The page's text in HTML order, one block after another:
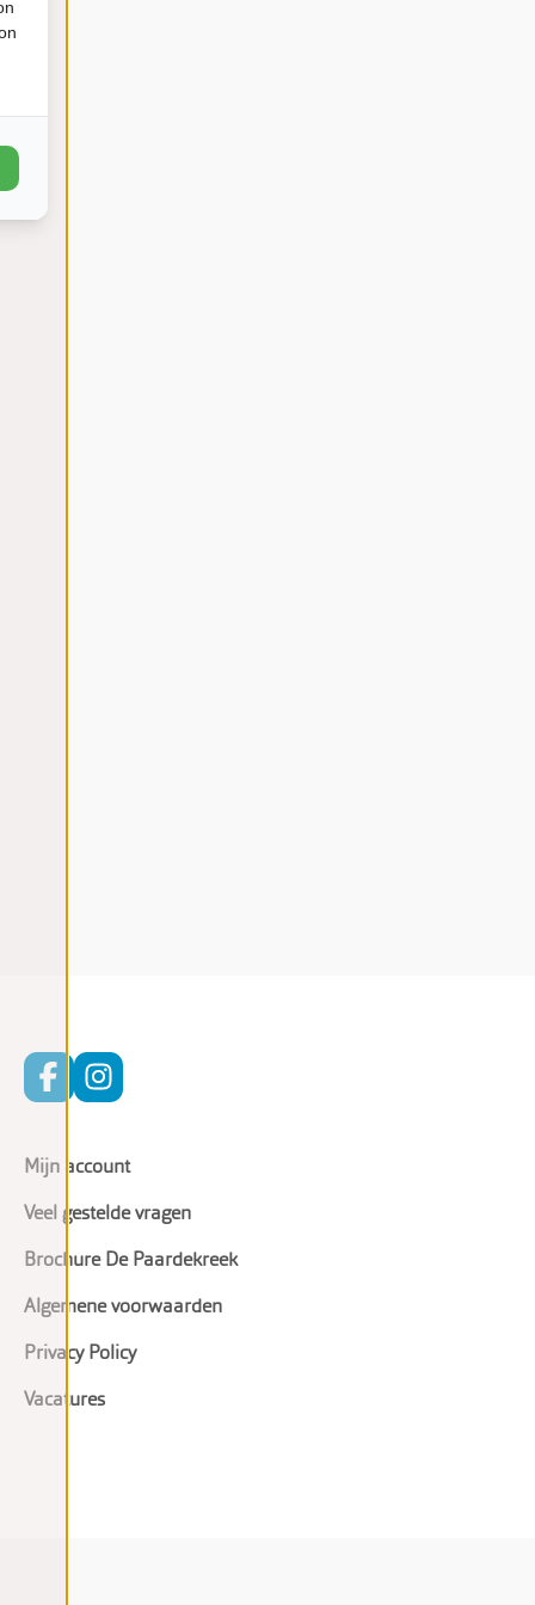
Mijn account
Veel gestelde vragen
Brochure De Paardekreek
Algemene voorwaarden
Privacy Policy
Vacatures